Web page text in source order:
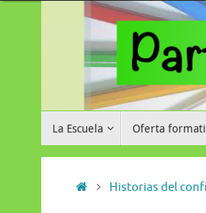
La Escuela Oferta
InicioHistorias del